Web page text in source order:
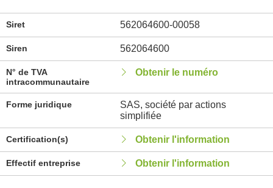
Siret 562064600-00058
Siren 562064600
N° de TVA
intracommunautaire
Obtenir le numéro
Forme juridique
SAS, société par actions
simplifiée
Certification(s) Obtenir l'information
Effectif entreprise Obtenir l'information